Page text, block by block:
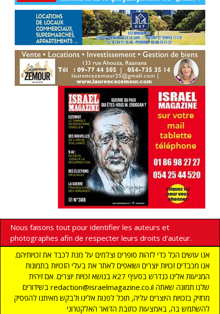
Nous faisons tout pour identifier les auteurs et
photographes afin de respecter leurs droits d'auteur.
אנו עושים הכל כדי לזהות סופרים וצלמים על מנת לכבד את זכויותיהם.
אנו מכבדים זכויות יוצרים ושואפים לאתר את בעלי הזכויות בתמונות
המגיעות אלינו כנדרש בסעיף 27א בנושא זכויות יוצרים. אם זיהית
בשידורים redaction@israelmagazine.co.il שלנו תמונה שאתה
מחזיק בזכויות היוצרים עליה, תוכל לפנות אלינו ולבקש מאיתנו להפסיק
להשתמש בה, באמצעות כתובת הדואר האלקטרוני